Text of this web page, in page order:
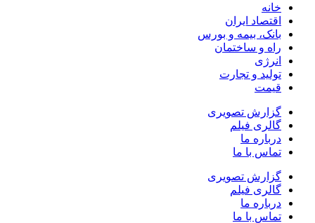
خانه
اقتصاد ایران
بانک، بیمه و بورس
راه و ساختمان
انرژی
تولید و تجارت
قیمت
گزارش تصویری
گالری فیلم
درباره ما
تماس با ما
گزارش تصویری
گالری فیلم
درباره ما
تماس با ما